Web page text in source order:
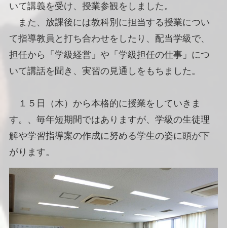
いて講義を受け、授業参観をしました。
また、放課後には教科別に担当する授業につい
て指導教員と打ち合わせをしたり、配当学級で、
担任から「学級経営」や「学級担任の仕事」につ
いて講話を聞き、実習の見通しをもちました。
１５日（木）から本格的に授業をしていきま
す。、毎年短期間ではありますが、学級の生徒理
解や学習指導案の作成に努める学生の姿に頭が下
がります。